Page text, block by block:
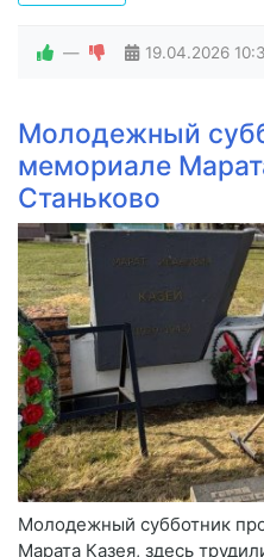
— 19.04.2026
Молодежный
мемориале
Станьково
Молодежный субботник
Марата Казея, здесь